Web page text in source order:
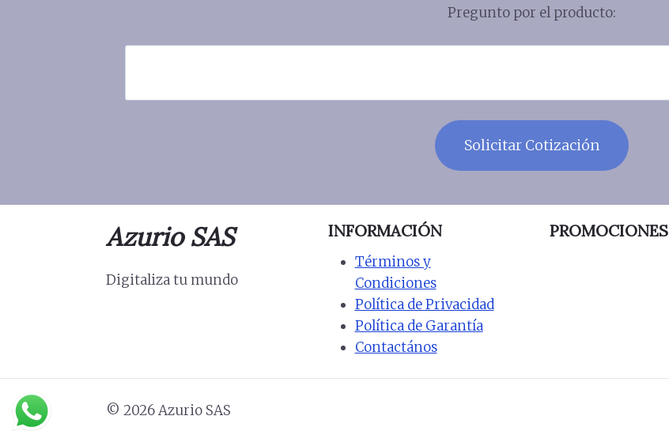
Pregunto por el producto:
Azurio SAS
Digitaliza tu mundo
INFORMACIÓN
Términos y
Condiciones
Política de Privacidad
Política de Garantía
Contactános
PROMOCIONES
© 2026 Azurio SAS